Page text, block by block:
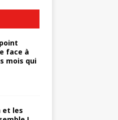
face à
mois qui
et les